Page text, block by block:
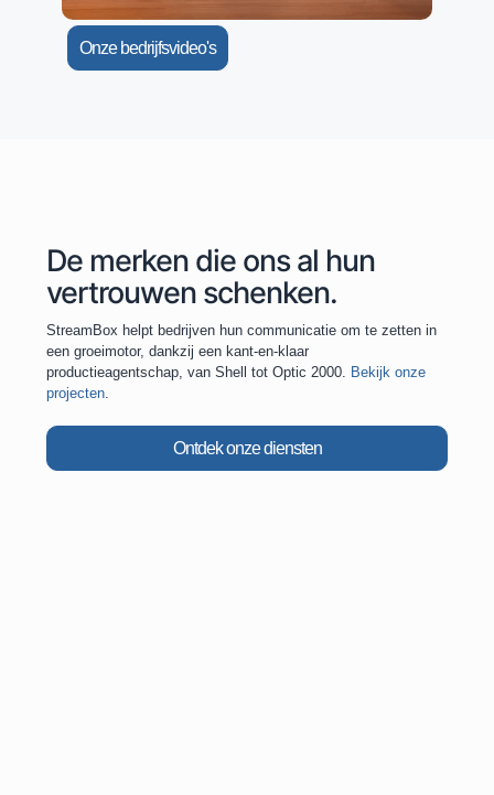
Onze bedrijfsvideo's
De merken die ons al hun
vertrouwen schenken.
StreamBox helpt bedrijven hun communicatie om te zetten in
een groeimotor, dankzij een kant-en-klaar
productieagentschap, van Shell tot Optic 2000. Bekijk onze
projecten.
Ontdek onze diensten